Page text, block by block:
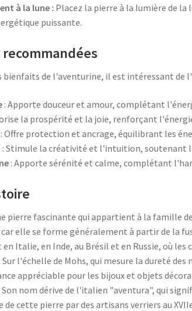
à la lune : Placez la pierre à la lumière de la
puissante.
bienfaits de l'aventurine, il est intéressant de
: Apporte douceur et amour, complétant
la prospérité et la joie, renforçant
: Offre protection et ancrage, équilibrant les
: Stimule la créativité et l'intuition, soutenant
: Apporte sérénité et calme, complétant
pierre fascinante qui appartient à la famille
elle se forme généralement à partir de la
Italie, en Inde, au Brésil et en Russie, où
Sur l'échelle de Mohs, qui mesure la dureté
appréciable pour les bijoux et objets
Son nom dérive de l'italien "aventura", qui
cette pierre par des artisans verriers au